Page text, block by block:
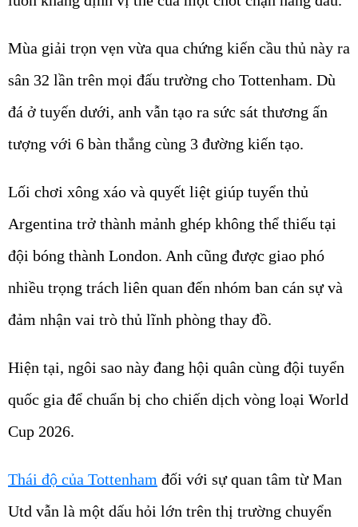
Mùa giải trọn vẹn vừa qua chứng kiến cầu thủ này ra
sân 32 lần trên mọi đấu trường cho Tottenham. Dù
đá ở tuyến dưới, anh vẫn tạo ra sức sát thương ấn
tượng với 6 bàn thắng cùng 3 đường kiến tạo.
Lối chơi xông xáo và quyết liệt giúp tuyển thủ
Argentina trở thành mảnh ghép không thể thiếu tại
đội bóng thành London. Anh cũng được giao phó
nhiều trọng trách liên quan đến nhóm ban cán sự và
đảm nhận vai trò thủ lĩnh phòng thay đồ.
Hiện tại, ngôi sao này đang hội quân cùng đội tuyển
quốc gia để chuẩn bị cho chiến dịch vòng loại World
Cup 2026.
Thái độ của Tottenham đối với sự quan tâm từ Man
Utd vẫn là một dấu hỏi lớn trên thị trường chuyển